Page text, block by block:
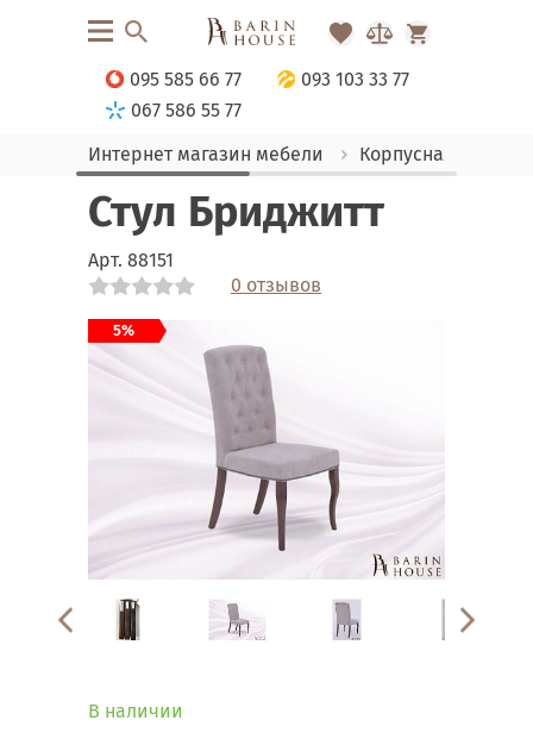
095 585 66 77
093 103 33 77
067 586 55 77
Интернет магазин мебели
Корпусная мебель
Стул Бриджитт
Арт. 88151
0 отзывов
5%
Link
Link
Link
Link
В наличии